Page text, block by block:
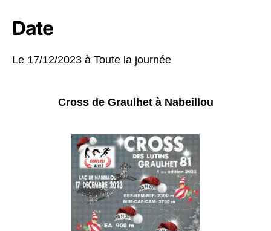
Date
Le 17/12/2023 à Toute la journée
Cross de Graulhet à Nabeillou